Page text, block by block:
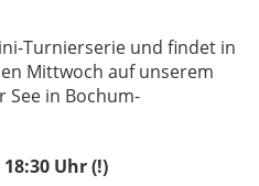
Turnierserie und findet in
Mittwoch auf unserem
in Bochum-
18:30 Uhr (!)